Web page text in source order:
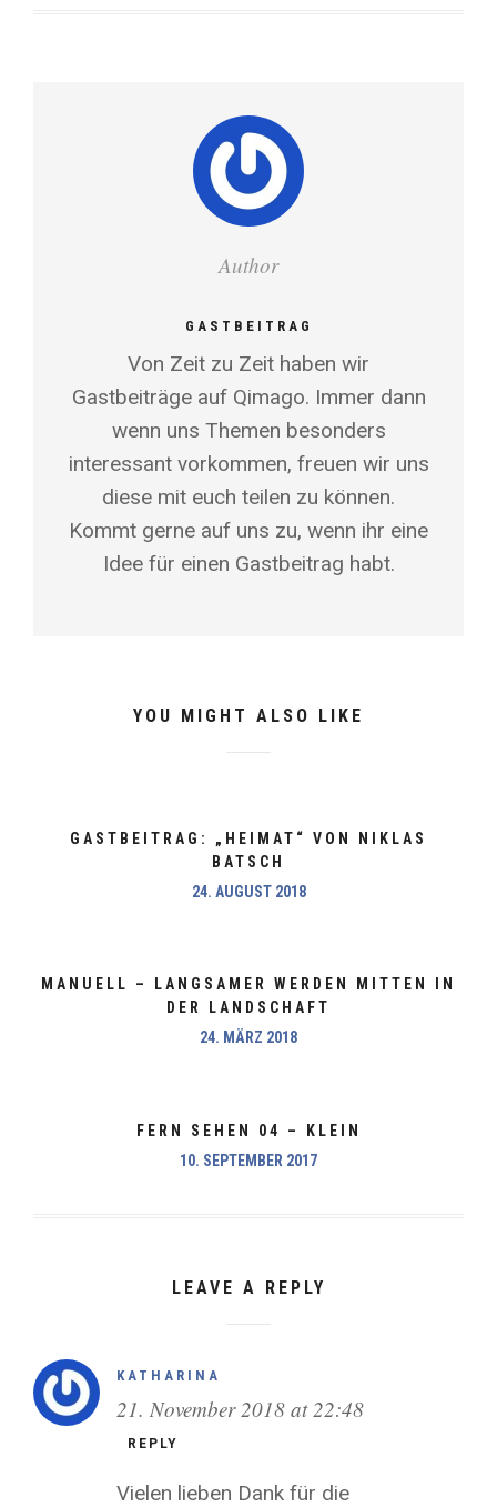
Author
GASTBEITRAG
Von Zeit zu Zeit haben wir
Gastbeiträge auf Qimago. Immer dann
wenn uns Themen besonders
interessant vorkommen, freuen wir uns
diese mit euch teilen zu können.
Kommt gerne auf uns zu, wenn ihr eine
Idee für einen Gastbeitrag habt.
YOU MIGHT ALSO LIKE
GASTBEITRAG: „HEIMAT“ VON NIKLAS
BATSCH
24. AUGUST 2018
MANUELL – LANGSAMER WERDEN MITTEN IN
DER LANDSCHAFT
24. MÄRZ 2018
FERN SEHEN 04 – KLEIN
10. SEPTEMBER 2017
LEAVE A REPLY
KATHARINA
21. November 2018 at 22:48
REPLY
Vielen lieben Dank für die